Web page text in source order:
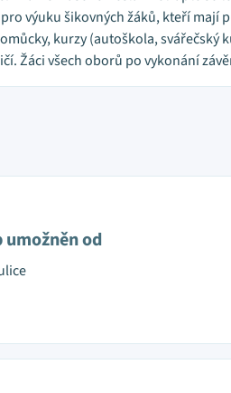
výuku šikovných žáků, kteří mají
kurzy (autoškola,
Žáci všech oborů po vykonání
umožněn od